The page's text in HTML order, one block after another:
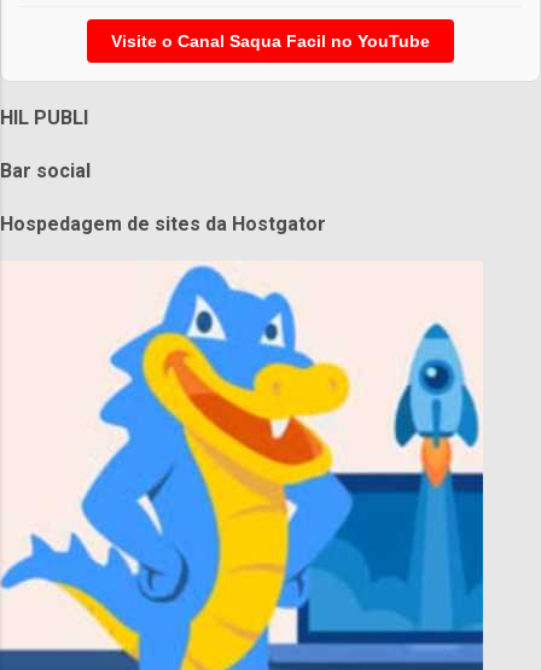
Visite o Canal Saqua Facil no YouTube
HIL PUBLI
Bar social
Hospedagem de sites da Hostgator